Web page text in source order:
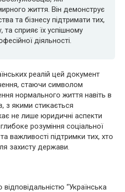
життя. Він демонструє
та бізнесу підтримати тих,
та сприяє їх успішному
діяльності.
реалій цей документ
стаючи символом
нормального життя навіть в
з якими стикається
не лише юридичні аспекти
розуміння соціальної
важливості підтримки тих, хто
захисту держави.
“Українська